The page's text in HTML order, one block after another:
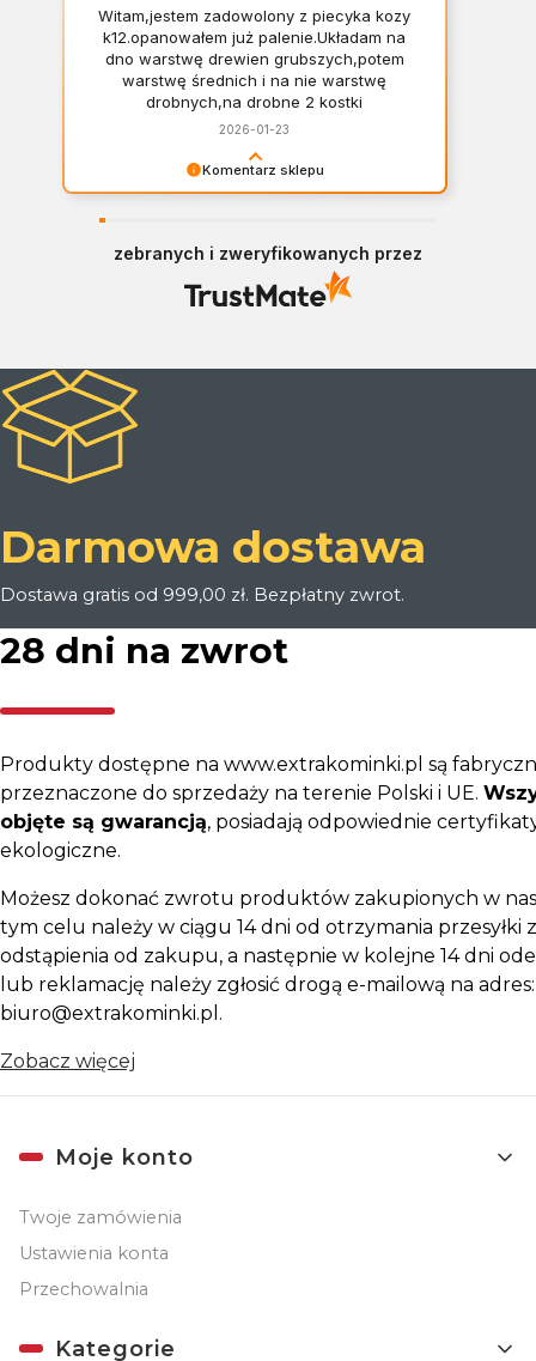
Komentarz sklepu
Witam,jestem zadowolony z piecyka kozy
k12.opanowałem już palenie.Układam na
dno warstwę drewien grubszych,potem
warstwę średnich i na nie warstwę
drobnych,na drobne 2 kostki
podpałki.Podpalam od góry co mi się
rozszczelnione.Drzwiczki zostawiam też
lekko rozszczel- nione,aż zapalą się
rozpaleniu średnich drewien zamykam
lewy regulator i otwieram prawy/powietrze
wtórne/,on jest otwarty już przez cały czas
2026-01-23
zebranych i zweryfikowanych przez
Darmowa dostawa
Dostawa gratis od 999,00 zł. Bezpłatny zwrot.
28 dni na zwrot
Produkty dostępne na www.extrakominki.pl są
przeznaczone do sprzedaży na terenie Polski i UE.
objęte są gwarancją, posiadają odpowiednie
ekologiczne.
Możesz dokonać zwrotu produktów zakupionych w
tym celu należy w ciągu 14 dni od otrzymania przesyłki
odstąpienia od zakupu, a następnie w kolejne 14 dni
lub reklamację należy zgłosić drogą e-mailową na adres:
biuro@extrakominki.pl.
Zobacz więcej
Linki w stopce
Moje konto
Twoje zamówienia
Ustawienia konta
Przechowalnia
Kategorie